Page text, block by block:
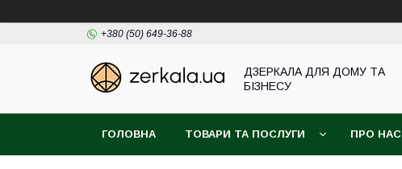
+380 (50) 649-36-88
ДЗЕРКАЛА ДЛЯ ДОМУ ТА
БІЗНЕСУ
ГОЛОВНА ТОВАРИ ТА ПОСЛУГИ ПРО НАС